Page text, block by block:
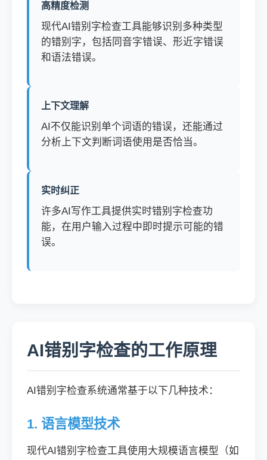
高精度检测
现代AI错别字检查工具能够识别多种类型
的错别字，包括同音字错误、形近字错误
和语法错误。
上下文理解
AI不仅能识别单个词语的错误，还能通过
分析上下文判断词语使用是否恰当。
实时纠正
许多AI写作工具提供实时错别字检查功
能，在用户输入过程中即时提示可能的错
误。
AI错别字检查的工作原理
AI错别字检查系统通常基于以下几种技术：
1. 语言模型技术
现代AI错别字检查工具使用大规模语言模型（如